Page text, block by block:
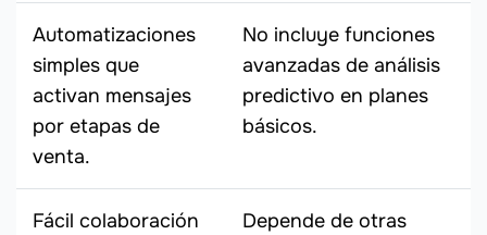
Automatizaciones
simples que
activan mensajes
por etapas de
venta.
No incluye funciones
avanzadas de análisis
predictivo en planes
básicos.
Fácil colaboración
Depende de otras